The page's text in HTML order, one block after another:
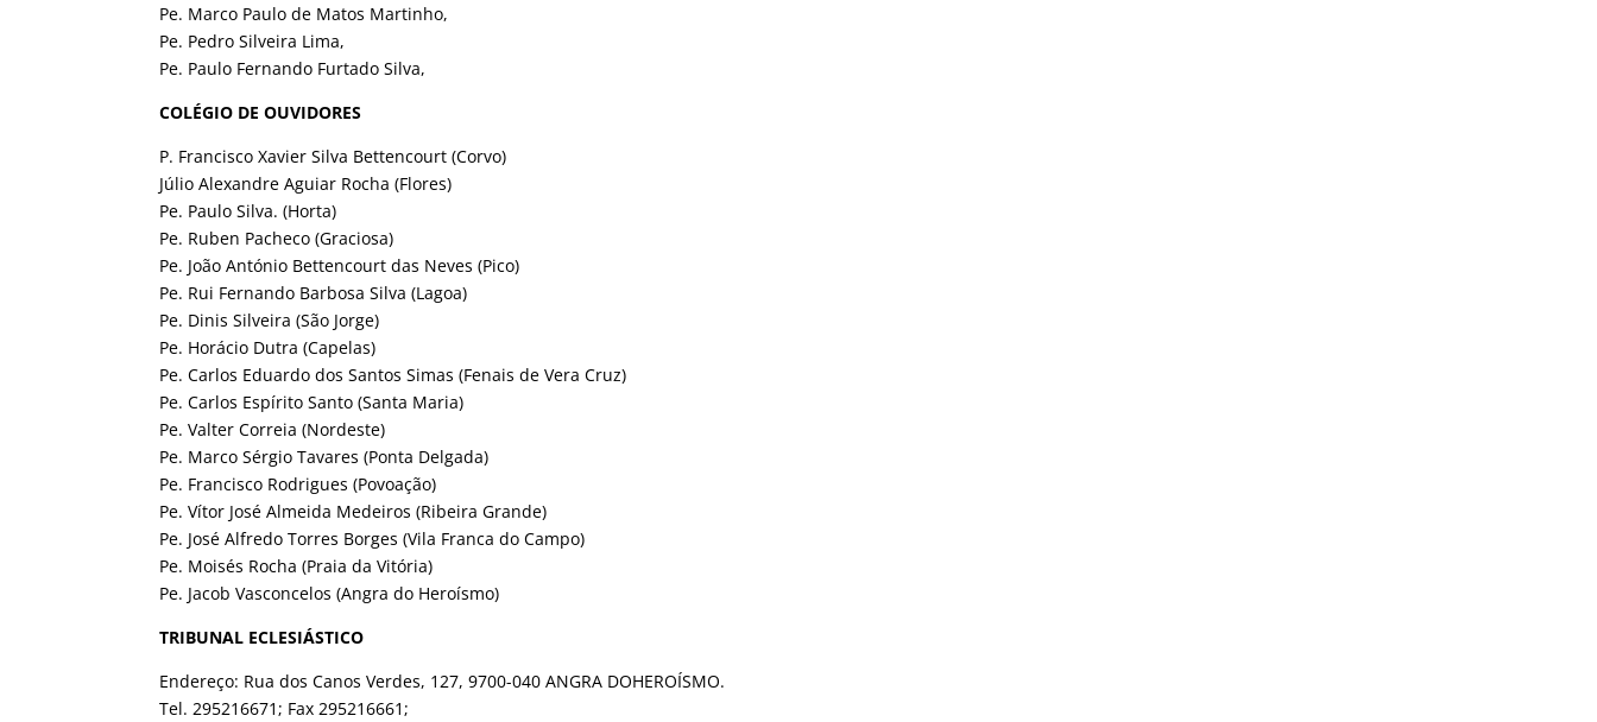
Pe. Marco Paulo de Matos Martinho,
Pe. Pedro Silveira Lima,
Pe. Paulo Fernando Furtado Silva,
COLÉGIO DE OUVIDORES
P. Francisco Xavier Silva Bettencourt (Corvo)
Júlio Alexandre Aguiar Rocha (Flores)
Pe. Paulo Silva. (Horta)
Pe. Ruben Pacheco (Graciosa)
Pe. João António Bettencourt das Neves (Pico)
Pe. Rui Fernando Barbosa Silva (Lagoa)
Pe. Dinis Silveira (São Jorge)
Pe. Horácio Dutra (Capelas)
Pe. Carlos Eduardo dos Santos Simas (Fenais de Vera Cruz)
Pe. Carlos Espírito Santo (Santa Maria)
Pe. Valter Correia (Nordeste)
Pe. Marco Sérgio Tavares (Ponta Delgada)
Pe. Francisco Rodrigues (Povoação)
Pe. Vítor José Almeida Medeiros (Ribeira Grande)
Pe. José Alfredo Torres Borges (Vila Franca do Campo)
Pe. Moisés Rocha (Praia da Vitória)
Pe. Jacob Vasconcelos (Angra do Heroísmo)
TRIBUNAL ECLESIÁSTICO
Endereço: Rua dos Canos Verdes, 127, 9700-040 ANGRA DOHEROÍSMO.
Tel. 295216671; Fax 295216661;